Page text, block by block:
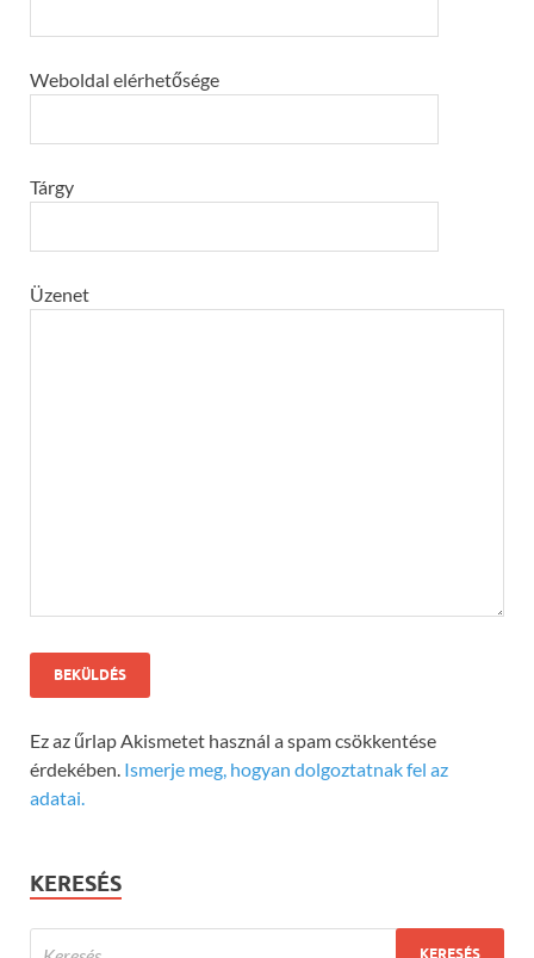
Weboldal elérhetősége
Tárgy
Üzenet
Ez az űrlap Akismetet használ a spam csökkentése
érdekében. Ismerje meg, hogyan dolgoztatnak fel az
adatai.
KERESÉS